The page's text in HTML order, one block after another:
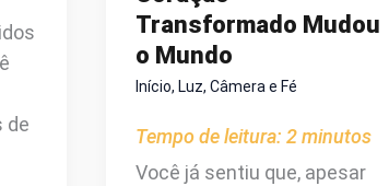
de
Transformado Mudou
o Mundo
Início, Luz, Câmera e Fé
Tempo de leitura: 2 minutos
Você já sentiu que, apesar